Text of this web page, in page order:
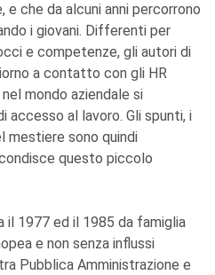
che da alcuni anni percorrono
i giovani. Differenti per
e competenze, gli autori di
a contatto con gli HR
mondo aziendale si
accesso al lavoro. Gli spunti, i
mestiere sono quindi
questo piccolo
il 1977 ed il 1985 da famiglia
e non senza influssi
Pubblica Amministrazione e